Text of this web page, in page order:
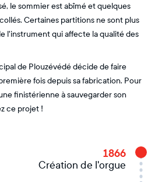
le sommier est abîmé et quelques
Certaines partitions ne sont plus
l'instrument qui affecte la qualité des
de Plouzévédé décide de faire
fois depuis sa fabrication. Pour
finistérienne à sauvegarder son
ce projet !
1866
Création de l'orgue